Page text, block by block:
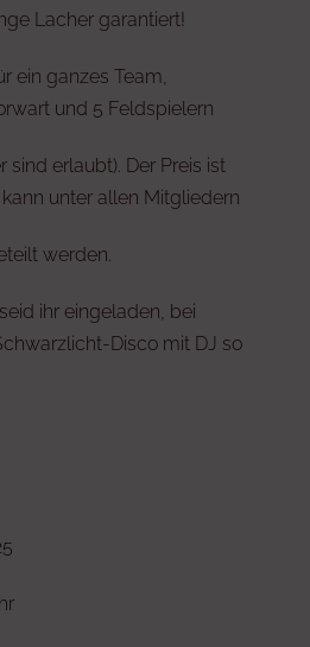
Lacher garantiert!
ein ganzes Team,
und 5 Feldspielern
sind erlaubt). Der Preis ist
unter allen Mitgliedern
werden.
ihr eingeladen, bei
Disco mit DJ so